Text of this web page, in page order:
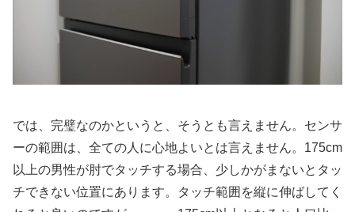
では、完璧なのかというと、そうとも言えません。センサ
ーの範囲は、全ての人に心地よいとは言えません。175cm
以上の男性が肘でタッチする場合、少しかがまないとタッ
チできない位置にあります。タッチ範囲を縦に伸ばしてく